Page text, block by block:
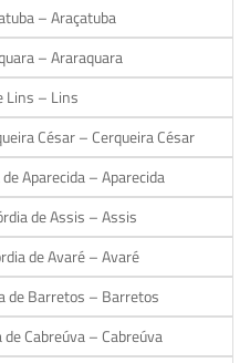
– Araçatuba
– Araraquara
Lins – Lins
César – Cerqueira César
Aparecida – Aparecida
de Assis – Assis
de Avaré – Avaré
de Barretos – Barretos
Cabreúva – Cabreúva